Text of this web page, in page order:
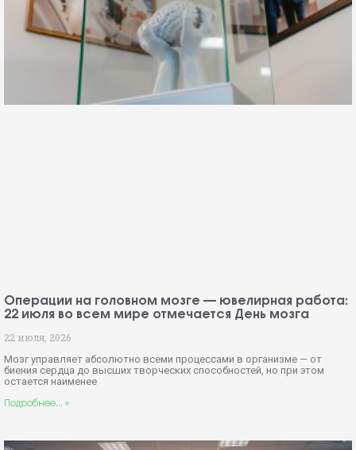
Операции на головном мозге — ювелирная работа:
22 июля во всем мире отмечается День мозга
22 июля, 2026
Мозг управляет абсолютно всеми процессами в организме — от
биения сердца до высших творческих способностей, но при этом
остается наименее
Подробнее... »